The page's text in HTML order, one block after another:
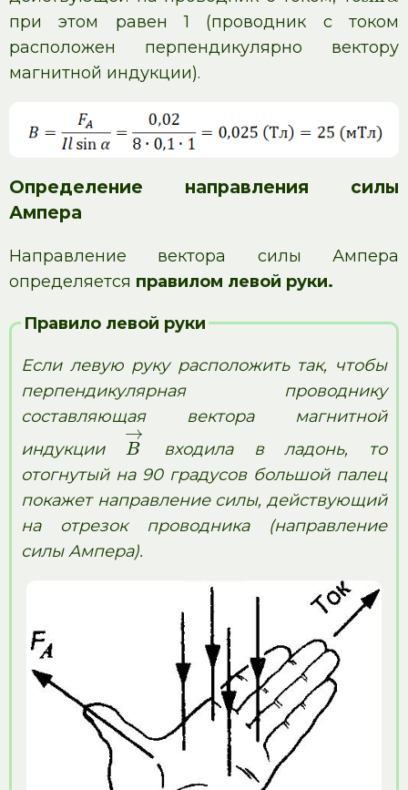
при этом равен 1 (проводник с током
расположен перпендикулярно вектору
магнитной индукции).
Определение направления силы
Ампера
Направление вектора силы Ампера
определяется правилом левой руки.
Правило левой руки
Если левую руку расположить так, чтобы
перпендикулярная проводнику
составляющая вектора магнитной
индукции
→
B
входила в ладонь, то
отогнутый на 90 градусов большой палец
покажет направление силы, действующий
на отрезок проводника (направление
силы Ампера).